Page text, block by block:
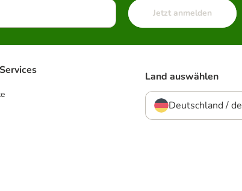
Jetzt anmelden
Land auswählen
Deutschland / de